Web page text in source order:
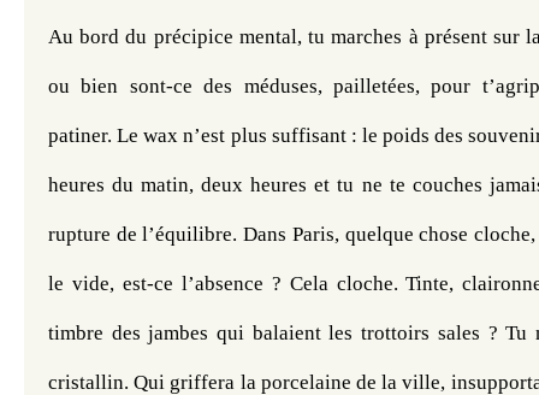
Au bord du précipice mental, tu marches à présent sur
ou bien sont-ce des méduses, pailletées, pour
patiner. Le wax n’est plus suffisant : le poids des
heures du matin, deux heures et tu ne te couches
rupture de l’équilibre. Dans Paris, quelque chose
le vide, est-ce l’absence ? Cela cloche. Tinte,
timbre des jambes qui balaient les trottoirs sales ? Tu
cristallin. Qui griffera la porcelaine de la ville,